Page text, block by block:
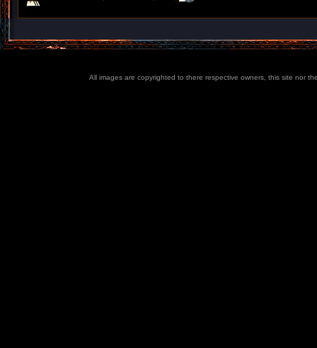
All images are copyrighted to there respective owners, this site nor